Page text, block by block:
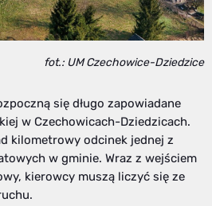
fot.: UM Czechowice-Dziedzice
się długo zapowiadane
w Czechowicach-Dziedzicach.
kilometrowy odcinek jednej z
w gminie. Wraz z wejściem
kierowcy muszą liczyć się ze